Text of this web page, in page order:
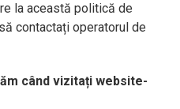
la această politică de
contactați operatorul de
când vizitați website-